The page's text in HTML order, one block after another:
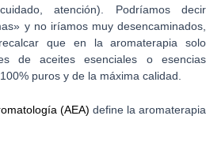
atención). Podríamos decir
y no iríamos muy desencaminados,
que en la aromaterapia solo
de aceites esenciales o esencias
puros y de la máxima calidad.
(AEA) define la aromaterapia